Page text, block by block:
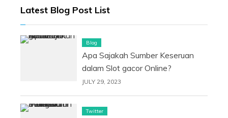
Latest Blog Post List
Blog
Apa Sajakah Sumber Keseruan
dalam Slot gacor Online?
JULY 29, 2023
Twitter